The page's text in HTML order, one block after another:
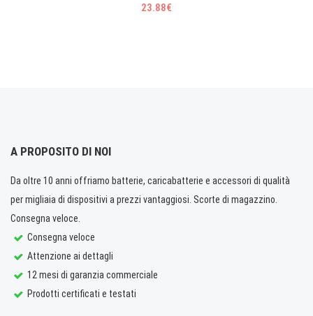
23.88€
A PROPOSITO DI NOI
Da oltre 10 anni offriamo batterie, caricabatterie e accessori di qualità
per migliaia di dispositivi a prezzi vantaggiosi. Scorte di magazzino.
Consegna veloce.
Consegna veloce
Attenzione ai dettagli
12 mesi di garanzia commerciale
Prodotti certificati e testati